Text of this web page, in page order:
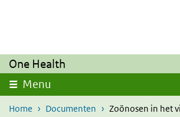
One Health
Menu
Home Documenten Zoönosen in het